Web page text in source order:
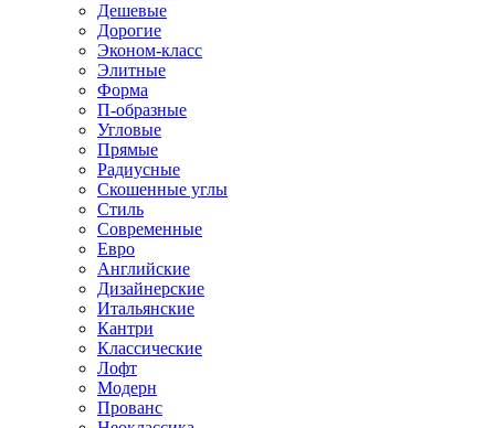
Дешевые
Дорогие
Эконом-класс
Элитные
Форма
П-образные
Угловые
Прямые
Радиусные
Скошенные углы
Стиль
Современные
Евро
Английские
Дизайнерские
Итальянские
Кантри
Классические
Лофт
Модерн
Прованс